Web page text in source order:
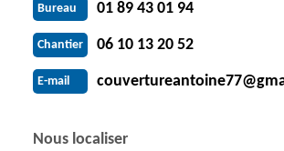
Bureau 01 89 43 01 94
Chantier 06 10 13 20 52
E-mail
Nous localiser